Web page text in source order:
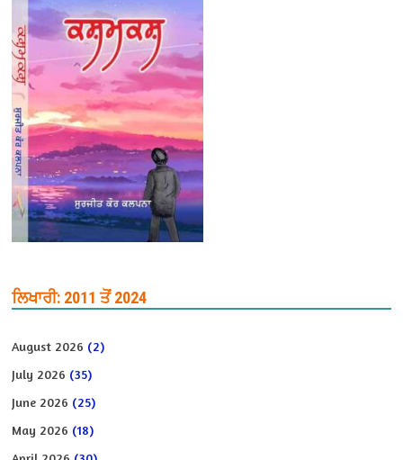
ਲਿਖਾਰੀ: 2011 ਤੋਂ 2024
August 2026 (2)
July 2026 (35)
June 2026 (25)
May 2026 (18)